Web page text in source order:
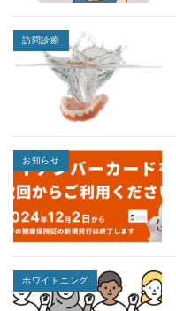
訪問診療
お知らせ
ホワイトニング